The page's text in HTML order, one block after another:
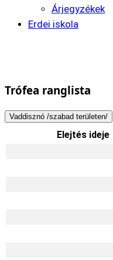
Árjegyzékek
Erdei iskola
Trófea ranglista
Vaddisznó /szabad területen/
Elejtés ideje